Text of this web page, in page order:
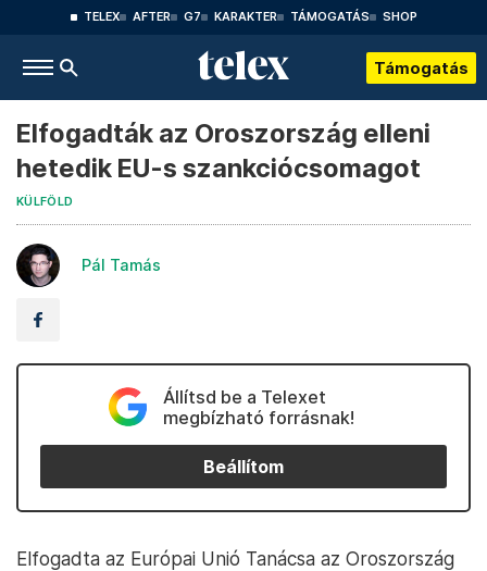
TELEX AFTER G7 KARAKTER TÁMOGATÁS SHOP
Támogatás
Elfogadták az Oroszország elleni
hetedik EU-s szankciócsomagot
KÜLFÖLD
Pál Tamás
Állítsd be a Telexet
megbízható forrásnak!
Beállítom
Elfogadta az Európai Unió Tanácsa az Oroszország